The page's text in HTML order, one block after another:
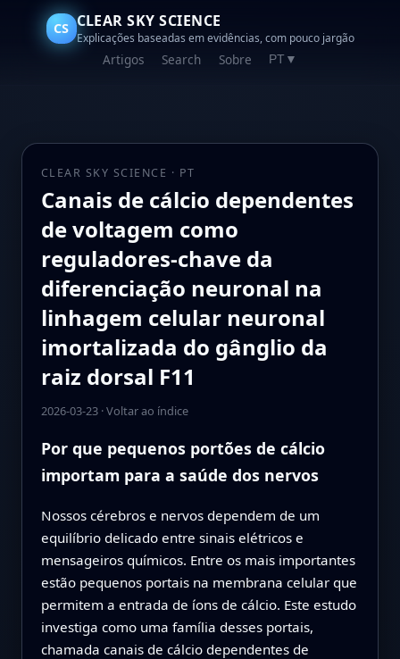
CS CLEAR SKY SCIENCE
Explicações baseadas em evidências, com pouco jargão
Artigos Search Sobre PT ▼
CLEAR SKY SCIENCE · PT
Canais de cálcio dependentes
de voltagem como
reguladores-chave da
diferenciação neuronal na
linhagem celular neuronal
imortalizada do gânglio da
raiz dorsal F11
2026-03-23·Voltar ao índice
Por que pequenos portões de cálcio
importam para a saúde dos nervos
Nossos cérebros e nervos dependem de um
equilíbrio delicado entre sinais elétricos e
mensageiros químicos. Entre os mais importantes
estão pequenos portais na membrana celular que
permitem a entrada de íons de cálcio. Este estudo
investiga como uma família desses portais,
chamada canais de cálcio dependentes de